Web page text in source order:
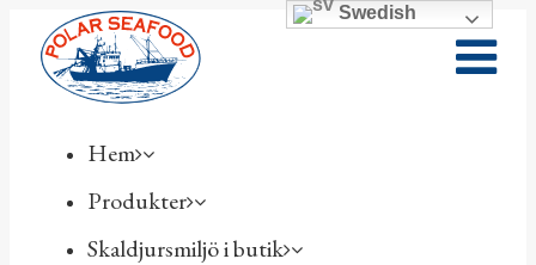
Hem
Produkter
Skaldjursmiljö i butik
Swedish